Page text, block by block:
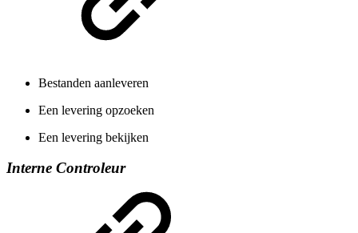
Bestanden aanleveren
Een levering opzoeken
Een levering bekijken
Interne Controleur